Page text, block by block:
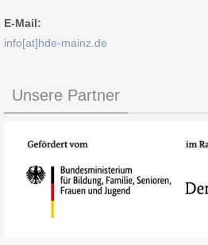
E-Mail:
info[at]hde-mainz.de
Unsere Partner